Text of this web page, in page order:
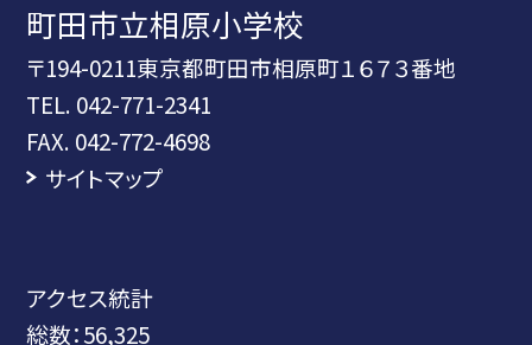
町田市立相原小学校
〒194-0211東京都町田市相原町１６７３番地
TEL. 042-771-2341
FAX. 042-772-4698
サイトマップ
アクセス統計
総数：56,325